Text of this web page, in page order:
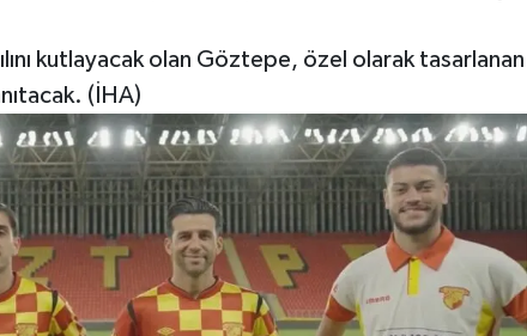
kutlayacak olan Göztepe, özel olarak tasarlanan
(İHA)